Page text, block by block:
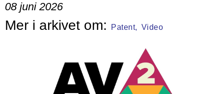
08 juni 2026
Patent, Video